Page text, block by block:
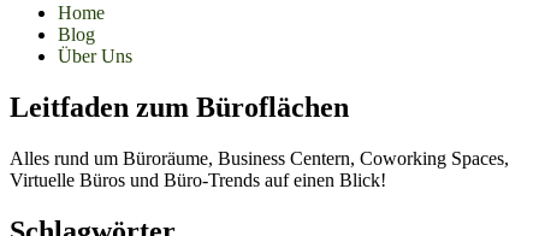
Home
Blog
Über Uns
Leitfaden zum Büroflächen
Alles rund um Büroräume, Business Centern, Coworking Spaces,
Virtuelle Büros und Büro-Trends auf einen Blick!